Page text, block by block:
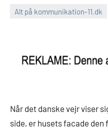
Alt på kommunikation-11.dk
Når det danske vejr viser
side, er husets facade